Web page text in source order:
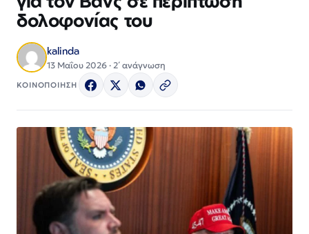
δολοφονίας του
kalinda
13 Μαΐου 2026 · 2΄ ανάγνωση
ΚΟΙΝΟΠΟΙΗΣΗ